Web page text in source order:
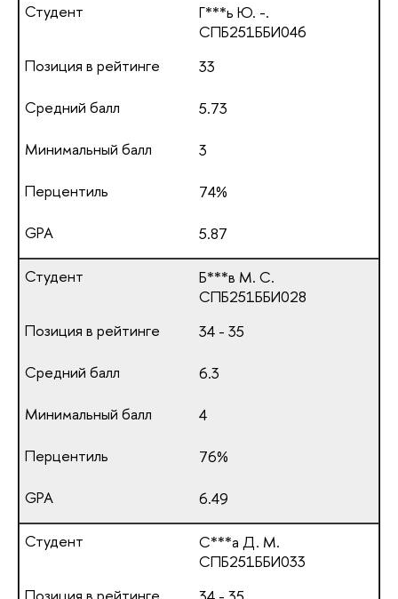
Г***ь Ю. -.
СПБ251ББИ046
33
5.73
3
74%
5.87
Б***в М. С.
СПБ251ББИ028
34 - 35
6.3
4
76%
6.49
С***а Д. М.
СПБ251ББИ033